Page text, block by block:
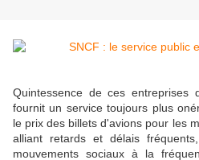
Quintessence de ces entreprises
fournit un service toujours plus
le prix des billets d'avions pour les
alliant retards et délais
mouvements sociaux à la